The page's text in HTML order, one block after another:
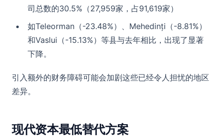
司总数的30.5%（27,959家，占91,619家）
如Teleorman（-23.48%）、Mehedinți（-8.81%）
和Vaslui（-15.13%）等县与去年相比，出现了显著
下降。
引入额外的财务障碍可能会加剧这些已经令人担忧的地区
差异。
现代资本最低替代方案